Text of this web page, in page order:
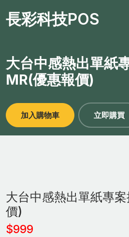
長彩科技POS
大台中感熱出單紙
MR(優惠報價)
加入購物車 立即購買
大台中感熱出單紙專
價)
$999